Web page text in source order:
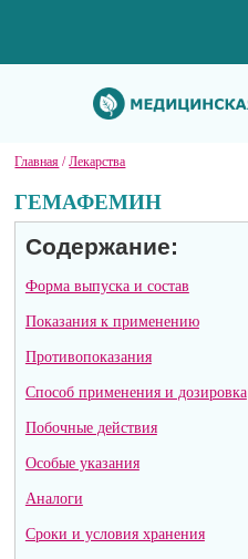
Главная /Лекарства
ГЕМАФЕМИН
Содержание:
Форма выпуска и состав
Показания к применению
Противопоказания
Способ применения и дозировка
Побочные действия
Особые указания
Аналоги
Сроки и условия хранения